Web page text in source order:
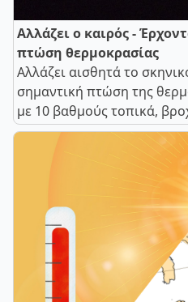
Αλλάζει ο καιρός -
πτώση θερμοκρασίας
Αλλάζει αισθητά το
σημαντική πτώση της
με 10 βαθμούς τοπικά,